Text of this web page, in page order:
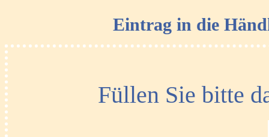
Eintrag in die
Füllen Sie bitte